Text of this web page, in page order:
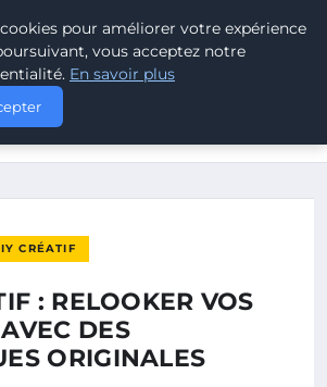
VOS MEUBLES AVEC DES
CRÉATIF
: RELOOKER VOS
DES
ORIGINALES
pour améliorer votre expérience
vous acceptez notre
En savoir plus